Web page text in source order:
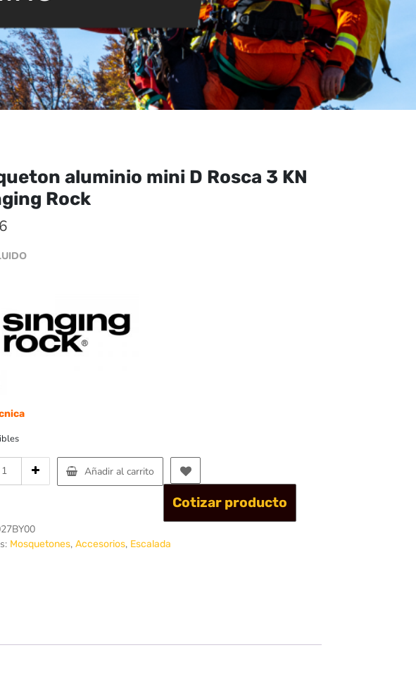
aluminio mini D Rosca 3 KN
Rock
Añadir al carrito
Cotizar producto
Mosquetones, Accesorios, Escalada